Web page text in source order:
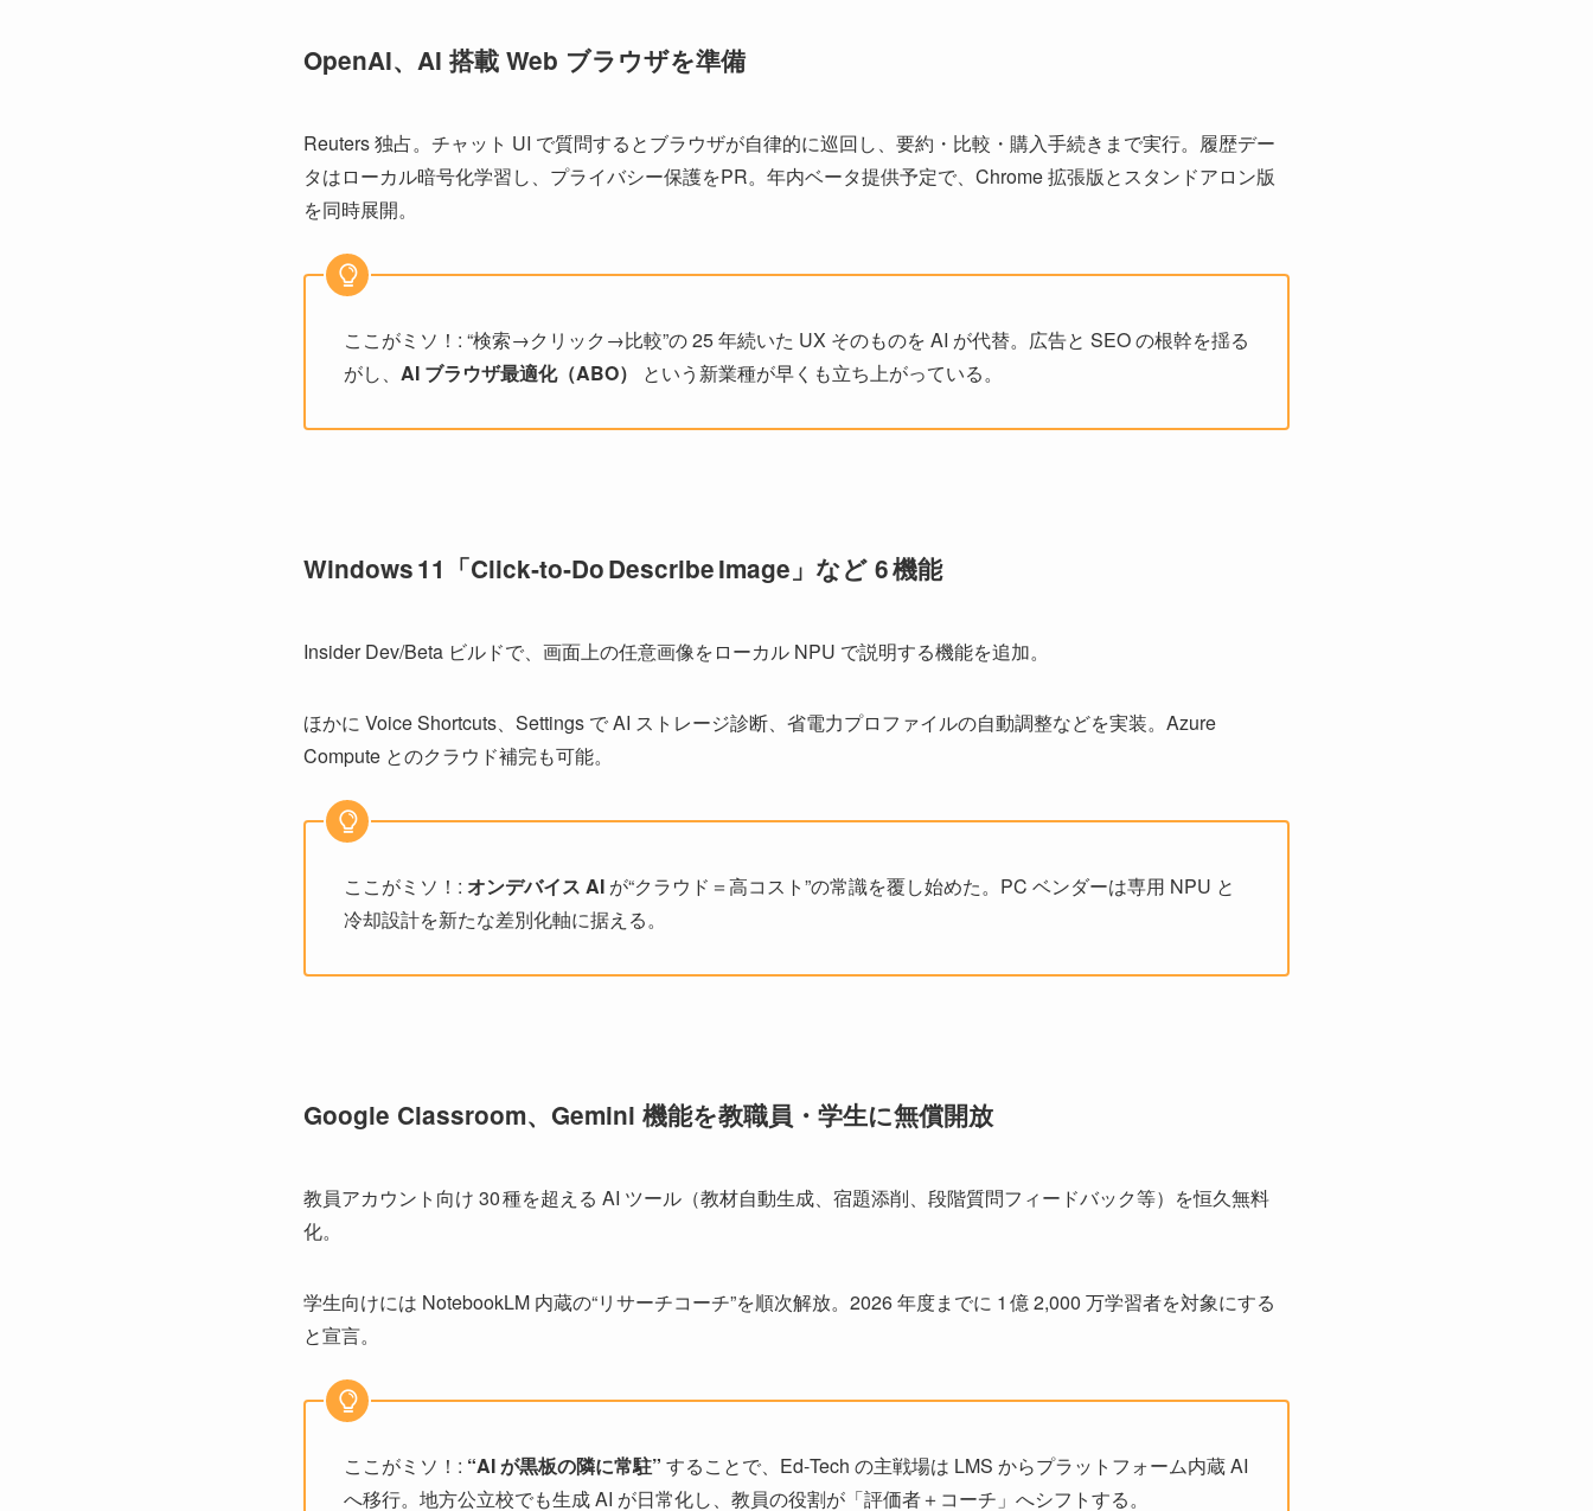
OpenAI、AI 搭載 Web ブラウザを準備
Reuters 独占。チャット UI で質問するとブラウザが自律的に巡回し、要約・比較・購入手続きまで実行。履歴デー
タはローカル暗号化学習し、プライバシー保護をPR。年内ベータ提供予定で、Chrome 拡張版とスタンドアロン版
を同時展開。
ここがミソ！: “検索→クリック→比較”の 25 年続いた UX そのものを AI が代替。広告と SEO の根幹を揺る
がし、 AI ブラウザ最適化（ABO） という新業種が早くも立ち上がっている。
Windows 11「Click‑to‑Do Describe Image」など 6 機能
Insider Dev/Beta ビルドで、画面上の任意画像をローカル NPU で説明する機能を追加。
ほかに Voice Shortcuts、Settings で AI ストレージ診断、省電力プロファイルの自動調整などを実装。Azure
Compute とのクラウド補完も可能。
ここがミソ！: オンデバイス AI が“クラウド＝高コスト”の常識を覆し始めた。PC ベンダーは専用 NPU と
冷却設計を新たな差別化軸に据える。
Google Classroom、Gemini 機能を教職員・学生に無償開放
教員アカウント向け 30 種を超える AI ツール（教材自動生成、宿題添削、段階質問フィードバック等）を恒久無料
化。
学生向けには NotebookLM 内蔵の“リサーチコーチ”を順次解放。2026 年度までに 1 億 2,000 万学習者を対象にする
と宣言。
ここがミソ！: “AI が黒板の隣に常駐” することで、Ed‑Tech の主戦場は LMS からプラットフォーム内蔵 AI
へ移行。地方公立校でも生成 AI が日常化し、教員の役割が「評価者＋コーチ」へシフトする。